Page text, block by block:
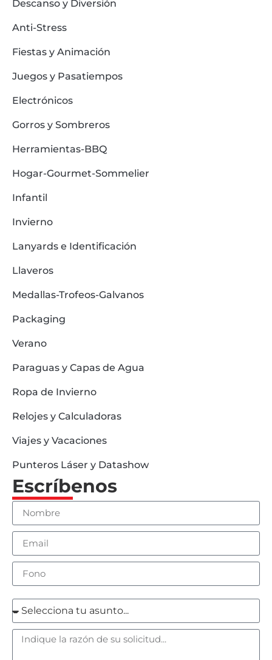
Descanso y Diversión
Anti-Stress
Fiestas y Animación
Juegos y Pasatiempos
Electrónicos
Gorros y Sombreros
Herramientas-BBQ
Hogar-Gourmet-Sommelier
Infantil
Invierno
Lanyards e Identificación
Llaveros
Medallas-Trofeos-Galvanos
Packaging
Verano
Paraguas y Capas de Agua
Ropa de Invierno
Relojes y Calculadoras
Viajes y Vacaciones
Punteros Láser y Datashow
Escríbenos